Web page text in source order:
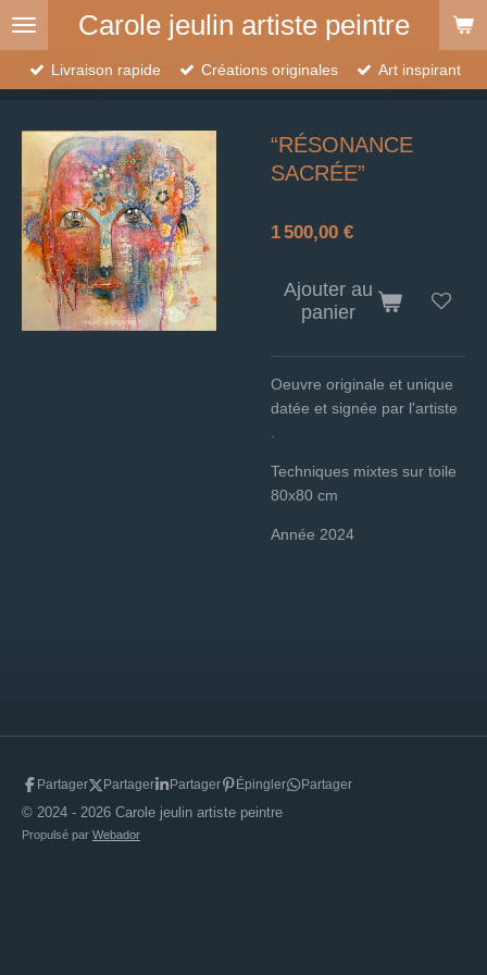
Passer
contenu
principal
Carole jeulin artiste peintre
Livraison rapide Créations originales Art inspirant
“RÉSONANCE
SACRÉE”
1 500,00 €
Ajouter au
panier
Oeuvre originale et unique
datée et signée par l'artiste
.
Techniques mixtes sur toile
80x80 cm
Année 2024
Partager Partager Partager Épingler Partager
© 2024 - 2026 Carole jeulin artiste peintre
Propulsé par Webador